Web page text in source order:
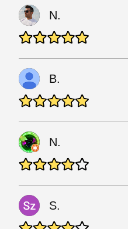
N.
B.
N.
S.